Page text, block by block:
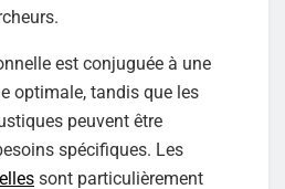
est conjuguée à une
optimale, tandis que les
peuvent être
spécifiques. Les
sont particulièrement